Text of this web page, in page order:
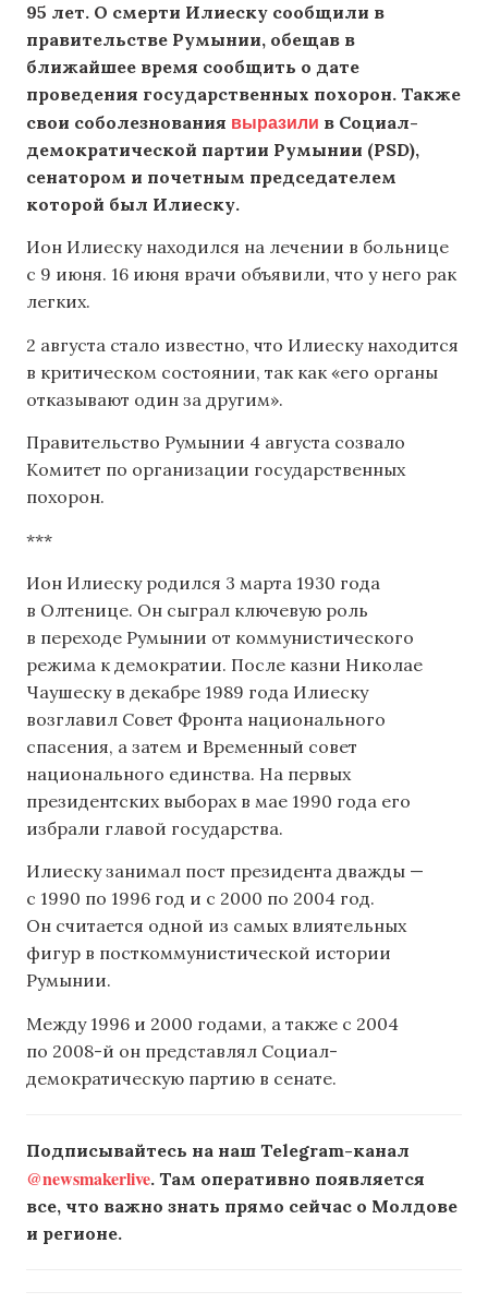
95 лет. О смерти Илиеску сообщили в
правительстве Румынии, обещав в
ближайшее время сообщить о дате
проведения государственных похорон. Также
свои соболезнования выразили в Социал-
демократической партии Румынии (PSD),
сенатором и почетным председателем
которой был Илиеску.
Ион Илиеску находился на лечении в больнице
с 9 июня. 16 июня врачи объявили, что у него рак
легких.
2 августа стало известно, что Илиеску находится
в критическом состоянии, так как «его органы
отказывают один за другим».
Правительство Румынии 4 августа созвало
Комитет по организации государственных
похорон.
***
Ион Илиеску родился 3 марта 1930 года
в Олтенице. Он сыграл ключевую роль
в переходе Румынии от коммунистического
режима к демократии. После казни Николае
Чаушеску в декабре 1989 года Илиеску
возглавил Совет Фронта национального
спасения, а затем и Временный совет
национального единства. На первых
президентских выборах в мае 1990 года его
избрали главой государства.
Илиеску занимал пост президента дважды —
с 1990 по 1996 год и с 2000 по 2004 год.
Он считается одной из самых влиятельных
фигур в посткоммунистической истории
Румынии.
Между 1996 и 2000 годами, а также с 2004
по 2008-й он представлял Социал-
демократическую партию в сенате.
Подписывайтесь на наш Telegram-канал
@newsmakerlive. Там оперативно появляется
все, что важно знать прямо сейчас о Молдове
и регионе.